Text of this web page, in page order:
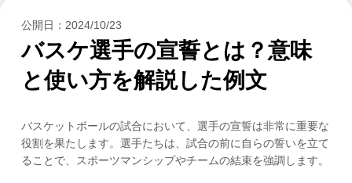
公開日： 2024/10/23
バスケ選手の宣誓とは？意味
と使い方を解説した例文
バスケットボールの試合において、選手の宣誓は非常に重要な
役割を果たします。選手たちは、試合の前に自らの誓いを立て
ることで、スポーツマンシップやチームの結束を強調します。